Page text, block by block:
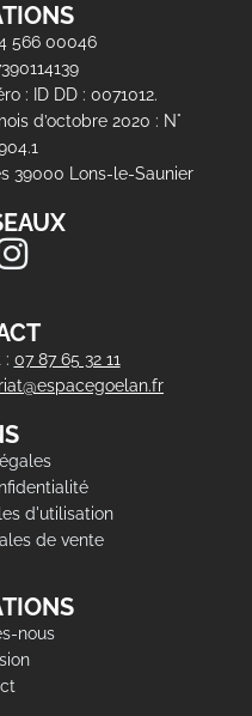
566 00046
: ID DD : 0071012.
d’octobre 2020 : N°
39000 Lons-le-Saunier
: 07 87 65 32 11
d'utilisation
de vente
nous